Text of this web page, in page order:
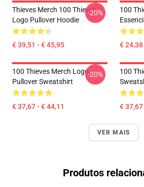
Thieves Merch 100 Thieves
Logo Pullover Hoodie
€ 39,51 - € 45,95
-20%
100
€
100 Thieves Merch Logo
Pullover Sweatshirt
€ 37,67 - € 44,11
-20%
100
€ 37,67
VER MAIS
Produtos